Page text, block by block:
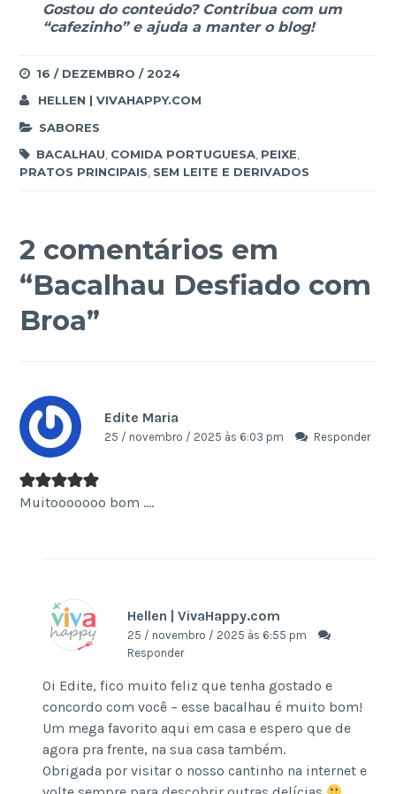
Gostou do conteúdo? Contribua com um
“cafezinho” e ajuda a manter o blog!
16 / DEZEMBRO / 2024
HELLEN | VIVAHAPPY.COM
SABORES
BACALHAU, COMIDA PORTUGUESA, PEIXE,
PRATOS PRINCIPAIS, SEM LEITE E DERIVADOS
2 comentários em
“Bacalhau Desfiado com
Broa”
Edite Maria
25 / novembro / 2025 às 6:03 pm Responder
Muitooooooo bom ….
Hellen | VivaHappy.com
25 / novembro / 2025 às 6:55 pm
Responder
Oi Edite, fico muito feliz que tenha gostado e
concordo com você – esse bacalhau é muito bom!
Um mega favorito aqui em casa e espero que de
agora pra frente, na sua casa também.
Obrigada por visitar o nosso cantinho na internet e